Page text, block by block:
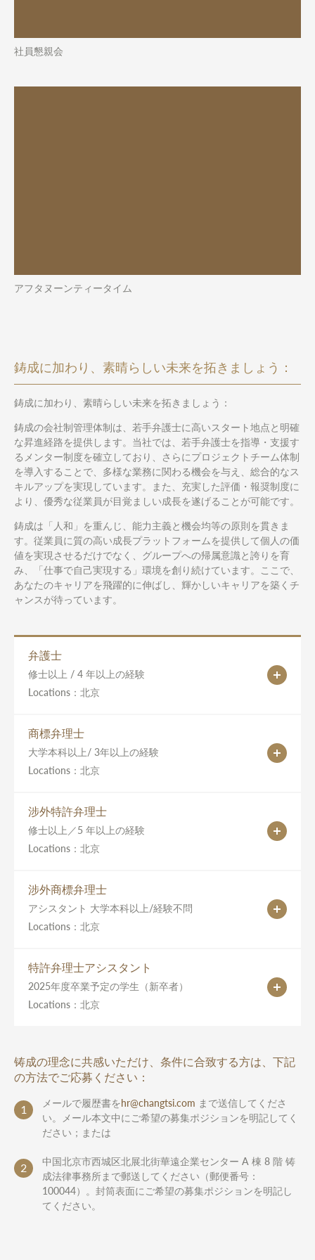
社員懇親会
アフタヌーンティータイム
鋳成に加わり、素晴らしい未来を拓きましょう：
鋳成に加わり、素晴らしい未来を拓きましょう：
鋳成の会社制管理体制は、若手弁護士に高いスタート地点と明確
な昇進経路を提供します。当社では、若手弁護士を指導・支援す
るメンター制度を確立しており、さらにプロジェクトチーム体制
を導入することで、多様な業務に関わる機会を与え、総合的なス
キルアップを実現しています。また、充実した評価・報奨制度に
より、優秀な従業員が目覚ましい成長を遂げることが可能です。
鋳成は「人和」を重んじ、能力主義と機会均等の原則を貫きま
す。従業員に質の高い成長プラットフォームを提供して個人の価
値を実現させるだけでなく、グループへの帰属意識と誇りを育
み、「仕事で自己実現する」環境を創り続けています。ここで、
あなたのキャリアを飛躍的に伸ばし、輝かしいキャリアを築くチ
ャンスが待っています。
弁護士
修士以上 / 4 年以上の経験
Locations：北京
商標弁理士
大学本科以上/ 3年以上の経験
Locations：北京
涉外特許弁理士
修士以上／5 年以上の経験
Locations：北京
涉外商標弁理士
アシスタント 大学本科以上/経験不問
Locations：北京
特許弁理士アシスタント
2025年度卒業予定の学生（新卒者）
Locations：北京
铸成の理念に共感いただけ、条件に合致する方は、下記
の方法でご応募ください：
1 メールで履歴書をhr@changtsi.com まで送信してくださ
い。メール本文中にご希望の募集ポジションを明記してく
ださい；または
2
中国北京市西城区北展北街華遠企業センター A 棟 8 階 铸
成法律事務所まで郵送してください（郵便番号：
100044）。封筒表面にご希望の募集ポジションを明記し
てください。